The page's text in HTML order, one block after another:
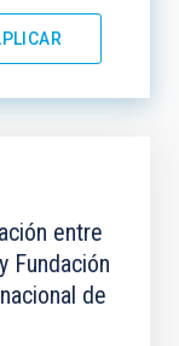
entre
Fundación
de